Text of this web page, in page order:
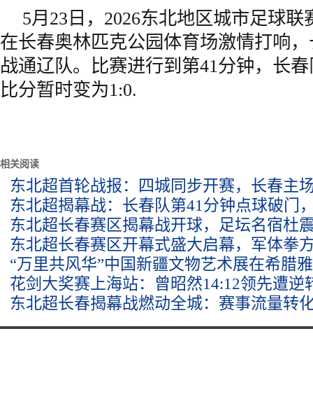
5月23日，2026东北地区城市足球
在长春奥林匹克公园体育场激情打响
战通辽队。比赛进行到第41分钟，长
比分暂时变为1:0.
相关阅读
东北超首轮战报：四城同步开赛，长春主
东北超揭幕战：长春队第41分钟点球破门
东北超长春赛区揭幕战开球，足坛名宿杜
东北超长春赛区开幕式盛大启幕，军体拳
“万里共风华”中国新疆文物艺术展在希腊
花剑大奖赛上海站：曾昭然14:12领先遭逆
东北超长春揭幕战燃动全城：赛事流量转